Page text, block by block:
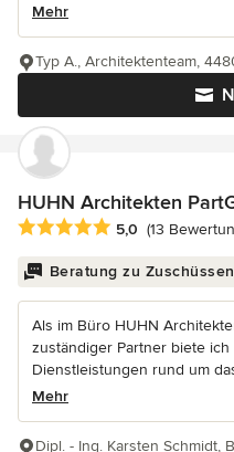
Mehr
Typ A., Architektenteam,
HUHN Architekten
Durchschnittliche
5,0 (13
Beratung zu Zuschüssen
Als im Büro HUHN
zuständiger Partner biete
Dienstleistungen rund um
Mehr
Dipl. - Ing. Karsten Schmidt,